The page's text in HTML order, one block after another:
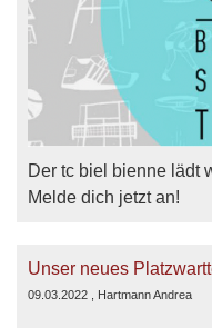
Der tc biel bienne lädt
Melde dich jetzt an!
Unser neues
09.03.2022 , Hartmann Andrea